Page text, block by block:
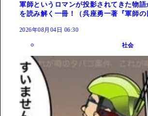
軍師というロマンが投影されてきた物
を読み解く一冊！（呉座勇一著『軍師の
2026年08月04日 06:30
社会